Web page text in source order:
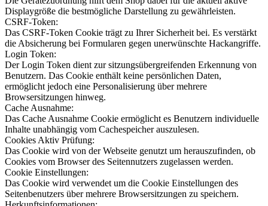
Displaygröße die bestmögliche Darstellung zu gewährleisten.
CSRF-Token:
Das CSRF-Token Cookie trägt zu Ihrer Sicherheit bei. Es verstärkt
die Absicherung bei Formularen gegen unerwünschte Hackangriffe.
Login Token:
Der Login Token dient zur sitzungsübergreifenden Erkennung von
Benutzern. Das Cookie enthält keine persönlichen Daten,
ermöglicht jedoch eine Personalisierung über mehrere
Browsersitzungen hinweg.
Cache Ausnahme:
Das Cache Ausnahme Cookie ermöglicht es Benutzern individuelle
Inhalte unabhängig vom Cachespeicher auszulesen.
Cookies Aktiv Prüfung:
Das Cookie wird von der Webseite genutzt um herauszufinden, ob
Cookies vom Browser des Seitennutzers zugelassen werden.
Cookie Einstellungen:
Das Cookie wird verwendet um die Cookie Einstellungen des
Seitenbenutzers über mehrere Browsersitzungen zu speichern.